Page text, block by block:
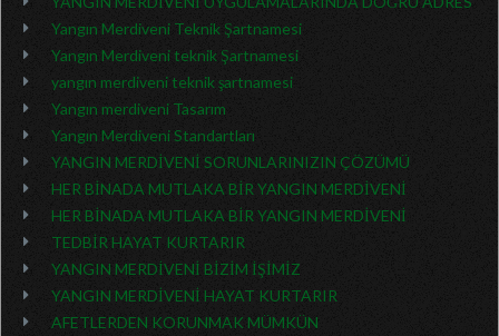
Yangın Merdiveni Teknik Şartnamesi
Yangın Merdiveni teknik Şartnamesi
yangın merdiveni teknik şartnamesi
Yangın merdiveni Tasarım
Yangın Merdiveni Standartları
YANGIN MERDİVENİ SORUNLARINIZIN ÇÖZÜMÜ
HER BİNADA MUTLAKA BİR YANGIN MERDİVENİ
HER BİNADA MUTLAKA BİR YANGIN MERDİVENİ
TEDBİR HAYAT KURTARIR
YANGIN MERDİVENİ BİZİM İŞİMİZ
YANGIN MERDİVENİ HAYAT KURTARIR
AFETLERDEN KORUNMAK MÜMKÜN